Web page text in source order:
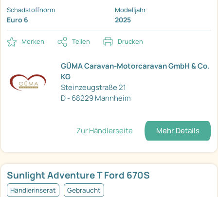
Schadstoffnorm
Euro 6
Modelljahr
2025
Merken Teilen Drucken
GÜMA Caravan-Motorcaravan GmbH & Co.
KG
Steinzeugstraße 21
D - 68229 Mannheim
Zur Händlerseite Mehr Details
Sunlight Adventure T Ford 670S
Händlerinserat Gebraucht